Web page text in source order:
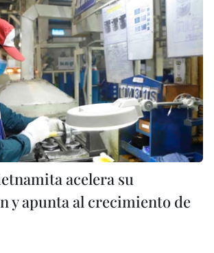
acelera su
y apunta al crecimiento de